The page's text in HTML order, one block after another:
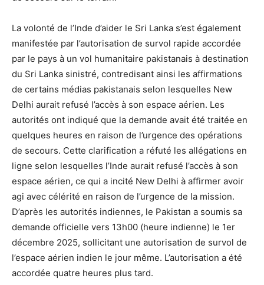
La volonté de l’Inde d’aider le Sri Lanka s’est également
manifestée par l’autorisation de survol rapide accordée
par le pays à un vol humanitaire pakistanais à destination
du Sri Lanka sinistré, contredisant ainsi les affirmations
de certains médias pakistanais selon lesquelles New
Delhi aurait refusé l’accès à son espace aérien. Les
autorités ont indiqué que la demande avait été traitée en
quelques heures en raison de l’urgence des opérations
de secours. Cette clarification a réfuté les allégations en
ligne selon lesquelles l’Inde aurait refusé l’accès à son
espace aérien, ce qui a incité New Delhi à affirmer avoir
agi avec célérité en raison de l’urgence de la mission.
D’après les autorités indiennes, le Pakistan a soumis sa
demande officielle vers 13h00 (heure indienne) le 1er
décembre 2025, sollicitant une autorisation de survol de
l’espace aérien indien le jour même. L’autorisation a été
accordée quatre heures plus tard.